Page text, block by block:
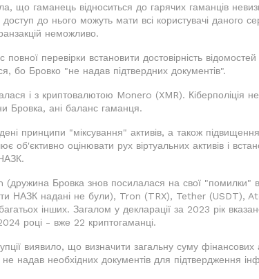
що гаманець відноситься до гарячих гаманців
до нього можуть мати всі користувачі даного
неможливо.
перевірки встановити достовірність відомостей
бо Бровко "не надав підтвердних документів".
і з криптовалютою Monero (XMR). Кіберполіція
Бровка, ані баланс гаманця.
принципи "міксування" активів, а також підвищення
об'єктивно оцінювати рух віртуальних активів і
(дружина Бровка знов посилалася на свої "помилки"
НАЗК надані не були), Tron (TRX), Tether (USDT),
інших. Загалом у декларації за 2023 рік
році - вже 22 криптогаманці.
виявило, що визначити загальну суму фінансових
не надав необхідних документів для підтвердження